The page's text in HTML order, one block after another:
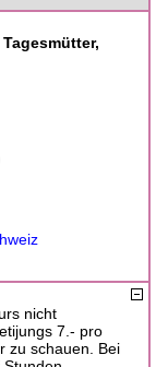
nicht
7.- pro
zu schauen. Bei